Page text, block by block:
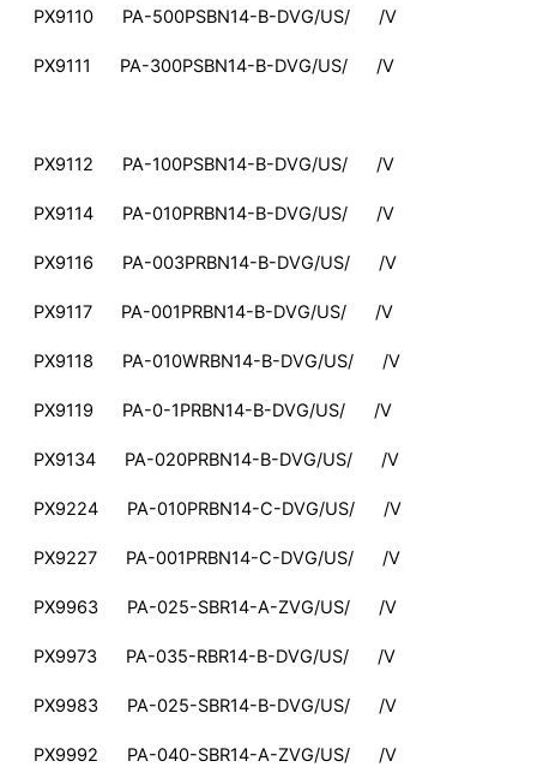
PX9110 PA-500PSBN14-B-DVG/US/ /V
PX9111 PA-300PSBN14-B-DVG/US/ /V
PX9112 PA-100PSBN14-B-DVG/US/ /V
PX9114 PA-010PRBN14-B-DVG/US/ /V
PX9116 PA-003PRBN14-B-DVG/US/ /V
PX9117 PA-001PRBN14-B-DVG/US/ /V
PX9118 PA-010WRBN14-B-DVG/US/ /V
PX9119 PA-0-1PRBN14-B-DVG/US/ /V
PX9134 PA-020PRBN14-B-DVG/US/ /V
PX9224 PA-010PRBN14-C-DVG/US/ /V
PX9227 PA-001PRBN14-C-DVG/US/ /V
PX9963 PA-025-SBR14-A-ZVG/US/ /V
PX9973 PA-035-RBR14-B-DVG/US/ /V
PX9983 PA-025-SBR14-B-DVG/US/ /V
PX9992 PA-040-SBR14-A-ZVG/US/ /V